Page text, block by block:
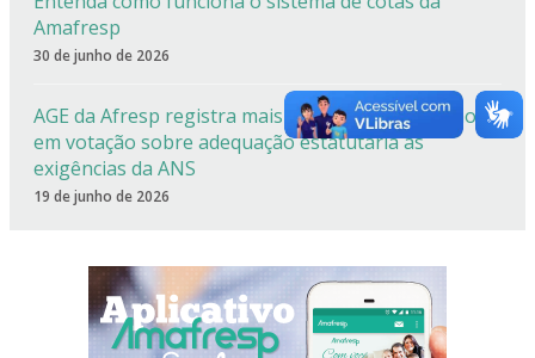
Amafresp
30 de junho de 2026
AGE da Afresp registra mais de 90% de aprovação
em votação sobre adequação estatutária às
exigências da ANS
19 de junho de 2026